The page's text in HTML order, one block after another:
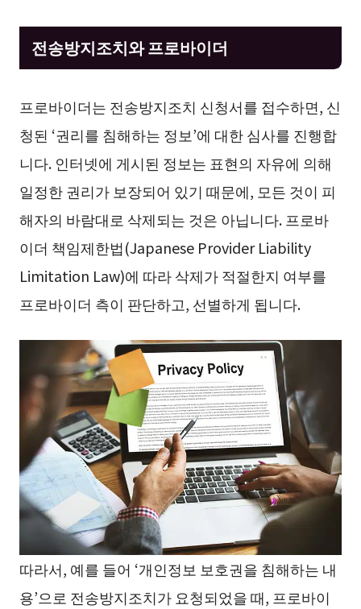
전송방지조치와 프로바이더
프로바이더는 전송방지조치 신청서를 접수하면, 신
청된 ‘권리를 침해하는 정보’에 대한 심사를 진행합
니다. 인터넷에 게시된 정보는 표현의 자유에 의해
일정한 권리가 보장되어 있기 때문에, 모든 것이 피
해자의 바람대로 삭제되는 것은 아닙니다. 프로바
이더 책임제한법(Japanese Provider Liability
Limitation Law)에 따라 삭제가 적절한지 여부를
프로바이더 측이 판단하고, 선별하게 됩니다.
따라서, 예를 들어 ‘개인정보 보호권을 침해하는 내
용’으로 전송방지조치가 요청되었을 때, 프로바이